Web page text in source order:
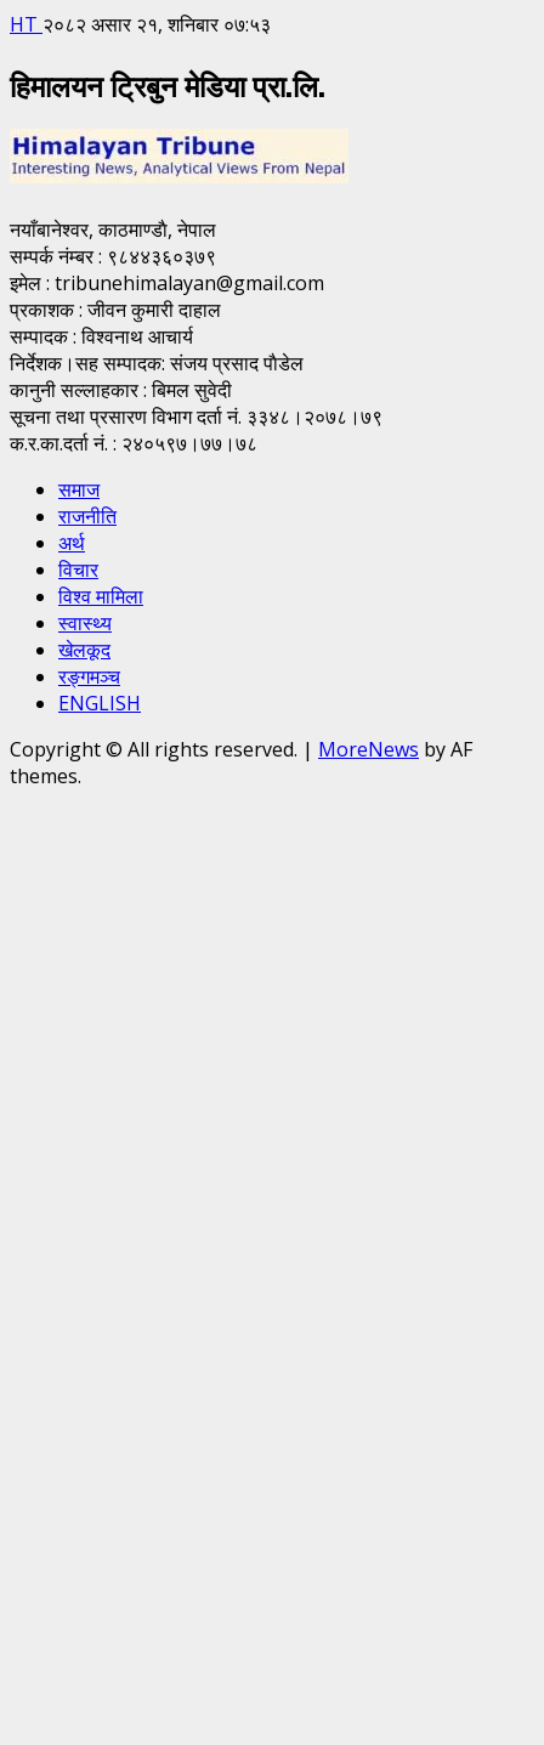
HT २०८२ असार २१, शनिबार ०७:५३
हिमालयन ट्रिबुन मेडिया प्रा.लि.
नयाँबानेश्वर, काठमाण्डाै, नेपाल
सम्पर्क नंम्बर : ९८४४३६०३७९
इमेल : tribunehimalayan@gmail.com
प्रकाशक : जीवन कुमारी दाहाल
सम्पादक : विश्वनाथ आचार्य
निर्देशक।सह सम्पादक: संजय प्रसाद पाैडेल
कानुनी सल्लाहकार : बिमल सुवेदी
सूचना तथा प्रसारण विभाग दर्ता नं. ३३४८।२०७८।७९
क.र.का.दर्ता नं. : २४०५९७।७७।७८
समाज
राजनीति
अर्थ
विचार
विश्व मामिला
स्वास्थ्य
खेलकूद
रङ्गमञ्च
ENGLISH
Copyright © All rights reserved. | MoreNews by AF
themes.